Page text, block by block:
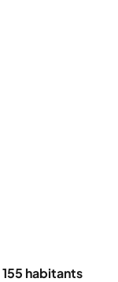
155 habitants